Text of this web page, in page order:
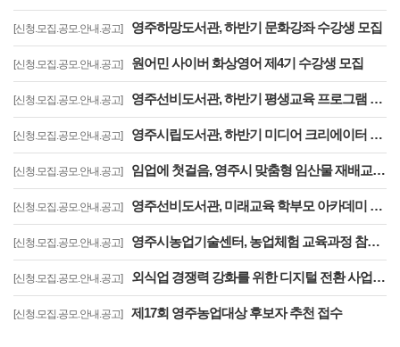
[신청.모집.공모.안내.공고] 영주하망도서관, 하반기 문화강좌 수강생 모집
[신청.모집.공모.안내.공고] 원어민 사이버 화상영어 제4기 수강생 모집
[신청.모집.공모.안내.공고] 영주선비도서관, 하반기 평생교육 프로그램 수강생 모집
[신청.모집.공모.안내.공고] 영주시립도서관, 하반기 미디어 크리에이터 기초반 수강생 모집
[신청.모집.공모.안내.공고] 임업에 첫걸음, 영주시 맞춤형 임산물 재배교육으로 시작하세요
[신청.모집.공모.안내.공고] 영주선비도서관, 미래교육 학부모 아카데미 2기 수강생 모집
[신청.모집.공모.안내.공고] 영주시농업기술센터, 농업체험 교육과정 참여자 모집
[신청.모집.공모.안내.공고] 외식업 경쟁력 강화를 위한 디지털 전환 사업 참여업체 모집
[신청.모집.공모.안내.공고] 제17회 영주농업대상 후보자 추천 접수